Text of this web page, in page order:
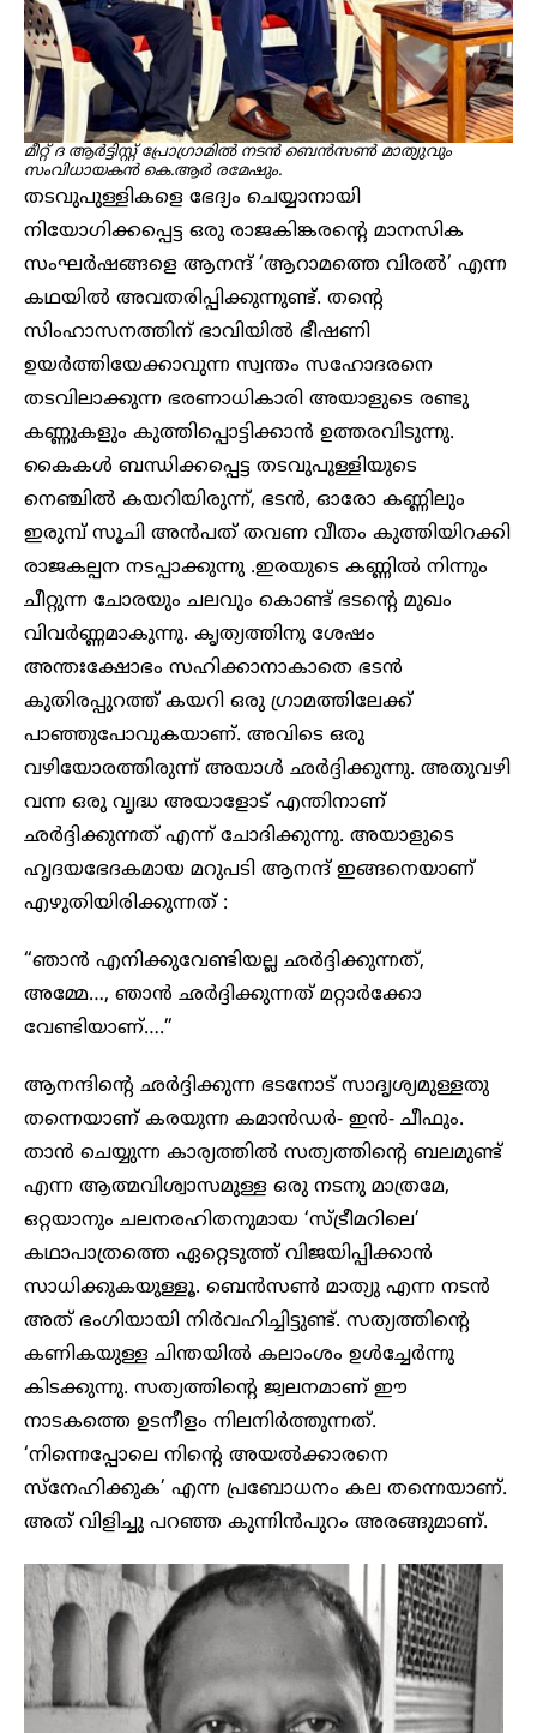
മീറ്റ് ദ ആർട്ടിസ്റ്റ് പ്രോഗ്രാമിൽ നടൻ ബെൻസൺ മാത്യുവും
സംവിധായകൻ കെ.ആർ രമേഷും.
തടവുപുള്ളികളെ ഭേദ്യം ചെയ്യാനായി
നിയോഗിക്കപ്പെട്ട ഒരു രാജകിങ്കരന്റെ മാനസിക
സംഘർഷങ്ങളെ ആനന്ദ് ‘ആറാമത്തെ വിരൽ’ എന്ന
കഥയിൽ അവതരിപ്പിക്കുന്നുണ്ട്. തന്റെ
സിംഹാസനത്തിന് ഭാവിയിൽ ഭീഷണി
ഉയർത്തിയേക്കാവുന്ന സ്വന്തം സഹോദരനെ
തടവിലാക്കുന്ന ഭരണാധികാരി അയാളുടെ രണ്ടു
കണ്ണുകളും കുത്തിപ്പൊട്ടിക്കാൻ ഉത്തരവിടുന്നു.
കൈകൾ ബന്ധിക്കപ്പെട്ട തടവുപുള്ളിയുടെ
നെഞ്ചിൽ കയറിയിരുന്ന്, ഭടൻ, ഓരോ കണ്ണിലും
ഇരുമ്പ് സൂചി അൻപത് തവണ വീതം കുത്തിയിറക്കി
രാജകല്പന നടപ്പാക്കുന്നു .ഇരയുടെ കണ്ണിൽ നിന്നും
ചീറ്റുന്ന ചോരയും ചലവും കൊണ്ട് ഭടന്റെ മുഖം
വിവർണ്ണമാകുന്നു. കൃത്യത്തിനു ശേഷം
അന്തഃക്ഷോഭം സഹിക്കാനാകാതെ ഭടൻ
കുതിരപ്പുറത്ത് കയറി ഒരു ഗ്രാമത്തിലേക്ക്
പാഞ്ഞുപോവുകയാണ്. അവിടെ ഒരു
വഴിയോരത്തിരുന്ന് അയാൾ ഛർദ്ദിക്കുന്നു. അതുവഴി
വന്ന ഒരു വൃദ്ധ അയാളോട് എന്തിനാണ്
ഛർദ്ദിക്കുന്നത് എന്ന് ചോദിക്കുന്നു. അയാളുടെ
ഹൃദയഭേദകമായ മറുപടി ആനന്ദ് ഇങ്ങനെയാണ്
എഴുതിയിരിക്കുന്നത് :
“ഞാൻ എനിക്കുവേണ്ടിയല്ല ഛർദ്ദിക്കുന്നത്,
അമ്മേ…, ഞാൻ ഛർദ്ദിക്കുന്നത് മറ്റാർക്കോ
വേണ്ടിയാണ്….”
ആനന്ദിന്റെ ഛർദ്ദിക്കുന്ന ഭടനോട് സാദൃശ്യമുള്ളതു
തന്നെയാണ് കരയുന്ന കമാൻഡർ- ഇൻ- ചീഫും.
താൻ ചെയ്യുന്ന കാര്യത്തിൽ സത്യത്തിന്റെ ബലമുണ്ട്
എന്ന ആത്മവിശ്വാസമുള്ള ഒരു നടനു മാത്രമേ,
ഒറ്റയാനും ചലനരഹിതനുമായ ‘സ്ട്രീമറിലെ’
കഥാപാത്രത്തെ ഏറ്റെടുത്ത് വിജയിപ്പിക്കാൻ
സാധിക്കുകയുള്ളൂ. ബെൻസൺ മാത്യു എന്ന നടൻ
അത് ഭംഗിയായി നിർവഹിച്ചിട്ടുണ്ട്. സത്യത്തിന്റെ
കണികയുള്ള ചിന്തയിൽ കലാംശം ഉൾച്ചേർന്നു
കിടക്കുന്നു. സത്യത്തിന്റെ ജ്വലനമാണ് ഈ
നാടകത്തെ ഉടനീളം നിലനിർത്തുന്നത്.
‘നിന്നെപ്പോലെ നിന്റെ അയൽക്കാരനെ
സ്നേഹിക്കുക’ എന്ന പ്രബോധനം കല തന്നെയാണ്.
അത് വിളിച്ചു പറഞ്ഞ കുന്നിൻപുറം അരങ്ങുമാണ്.